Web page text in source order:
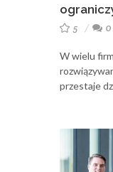
5 0
W wielu
przestaje